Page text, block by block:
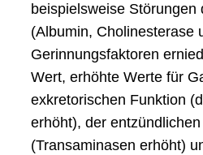
beispielsweise
(Albumin, Cholinesterase
Gerinnungsfaktoren
Wert, erhöhte Werte für
exkretorischen Funktion
erhöht), der
(Transaminasen erhöht)